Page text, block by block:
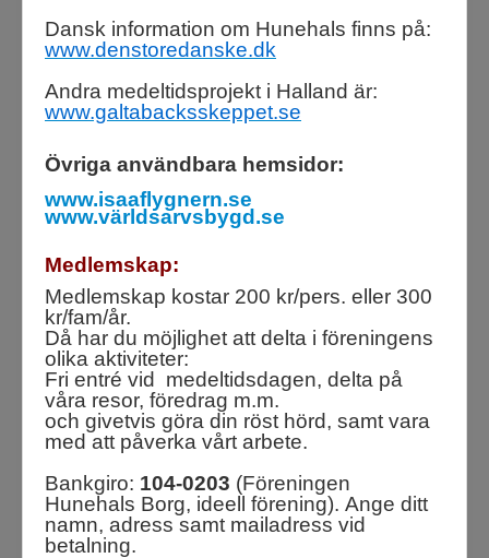
Dansk information om Hunehals finns på:
www.denstoredanske.dk
Andra medeltidsprojekt i Halland är:
www.galtabacksskeppet.se
Övriga användbara hemsidor:
www.isaaflygnern.se
www.världsarvsbygd.se
Medlemskap:
Medlemskap kostar 200 kr/pers. eller 300
kr/fam/år.
Då har du möjlighet att delta i föreningens
olika aktiviteter:
Fri entré vid medeltidsdagen, delta på
våra resor, föredrag m.m.
och givetvis göra din röst hörd, samt vara
med att påverka vårt arbete.
Bankgiro: 104-0203 (Föreningen
Hunehals Borg, ideell förening). Ange ditt
namn, adress samt mailadress vid
betalning.